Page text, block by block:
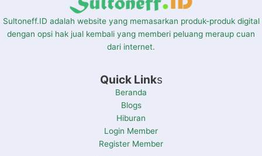
Sultoneff.ID adalah website yang memasarkan produk-produk digital
dengan opsi hak jual kembali yang memberi peluang meraup cuan
dari internet.
Quick Links
Beranda
Blogs
Hiburan
Login Member
Register Member